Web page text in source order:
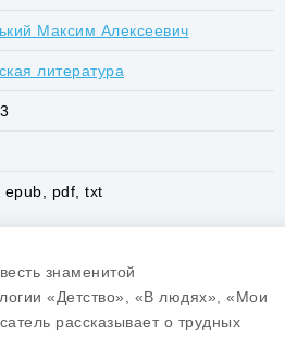
Максим Алексеевич
литература
epub, pdf, txt
знаменитой
«Детство», «В людях», «Мои
рассказывает о трудных